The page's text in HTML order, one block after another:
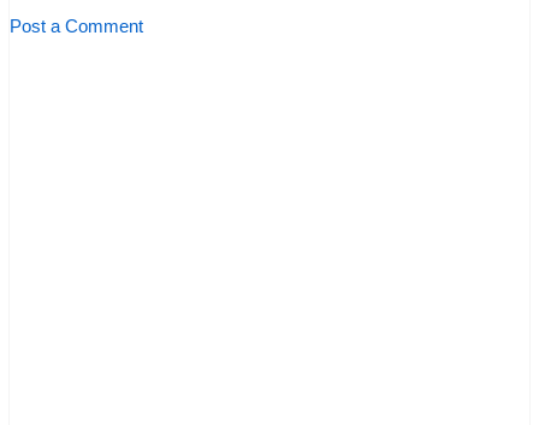
Post a Comment